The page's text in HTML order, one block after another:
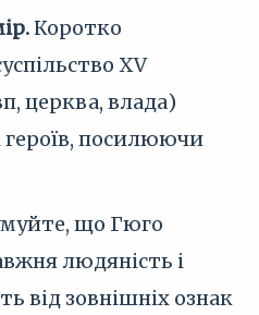
Коротко
XV
церква, влада)
героїв, посилюючи
що Гюго
людяність і
від зовнішніх ознак